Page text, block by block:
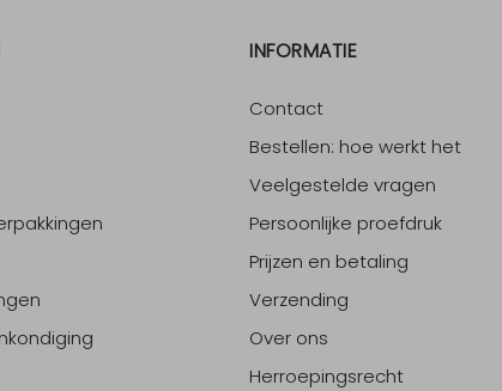
INFORMATIE
Contact
Bestellen: hoe werkt het
Veelgestelde vragen
Persoonlijke proefdruk
Prijzen en betaling
Verzending
Over ons
Herroepingsrecht